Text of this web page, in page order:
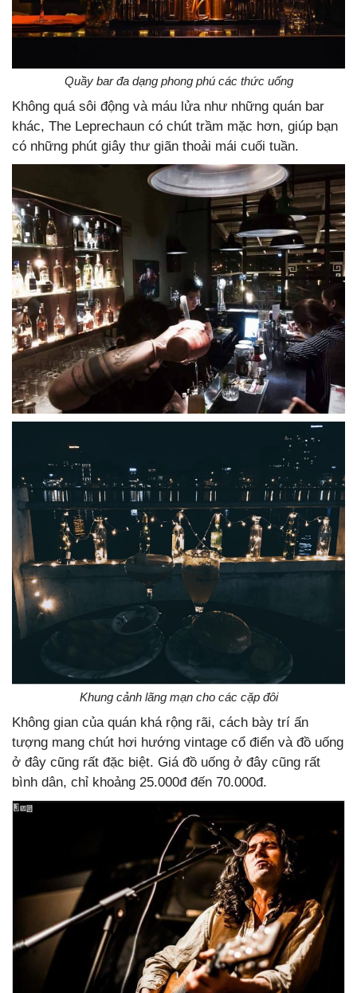
Quầy bar đa dạng phong phú các thức uống
Không quá sôi động và máu lửa như những quán bar
khác, The Leprechaun có chút trầm mặc hơn, giúp bạn
có những phút giây thư giãn thoải mái cuối tuần.
Khung cảnh lãng mạn cho các cặp đôi
Không gian của quán khá rộng rãi, cách bày trí ấn
tượng mang chút hơi hướng vintage cổ điển và đồ uống
ở đây cũng rất đặc biệt. Giá đồ uống ở đây cũng rất
bình dân, chỉ khoảng 25.000đ đến 70.000đ.